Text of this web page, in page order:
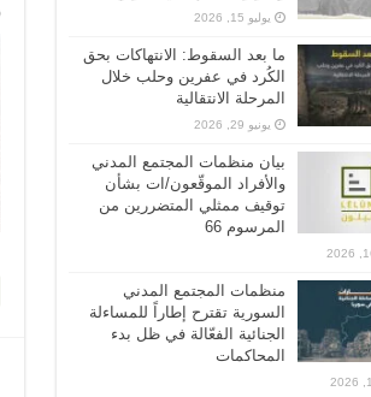
يوليو 15, 2026
ما بعد السقوط: الانتهاكات بحق
الكُرد في عفرين وحلب خلال
المرحلة الانتقالية
يونيو 29, 2026
بيان منظمات المجتمع المدني
والأفراد الموقّعون/ات بشأن
توقيف ممثلي المتضررين من
المرسوم 66
منظمات المجتمع المدني
السورية تقترح إطاراً للمساءلة
الجنائية الفعّالة في ظل بدء
المحاكمات